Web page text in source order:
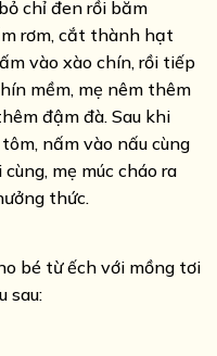
chỉ đen rồi băm
rơm, cắt thành hạt
vào xào chín, rồi tiếp
mềm, mẹ nêm thêm
đậm đà. Sau khi
nấm vào nấu cùng
mẹ múc cháo ra
thức.
bé từ ếch với mồng tơi
sau: